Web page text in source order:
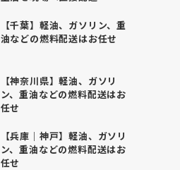
【千葉】軽油、ガソリン、重
油などの燃料配送はお任せ
【神奈川県】軽油、ガソリ
ン、重油などの燃料配送はお
任せ
【兵庫｜神戸】軽油、ガソリ
ン、重油などの燃料配送はお
任せ